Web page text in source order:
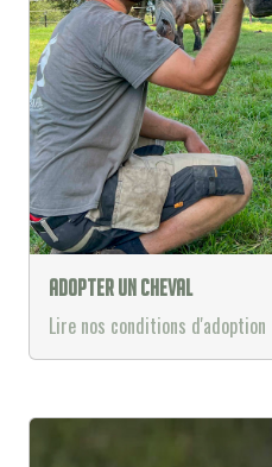
Adopter un cheval
Lire nos conditions d'adoption